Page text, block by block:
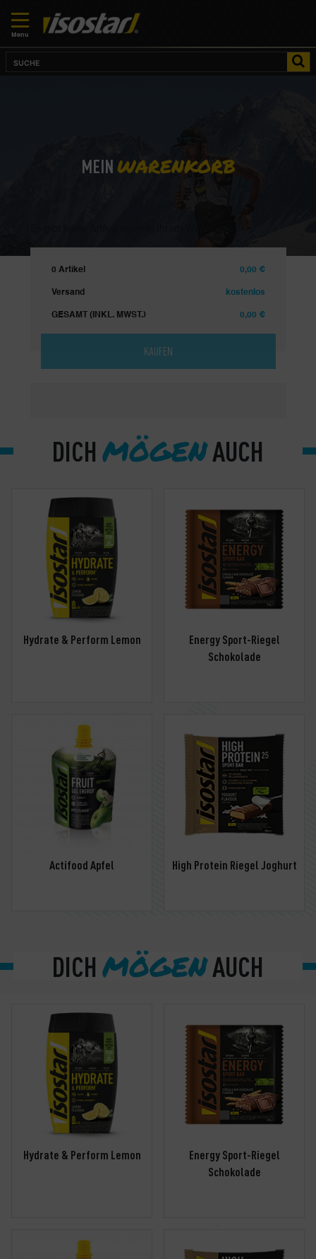
Menu
MEIN WARENKORB
0 Artikel 0,00 €
Versand kostenlos
GESAMT (INKL. MWST.) 0,00 €
KAUFEN
DICH MÖGENAUCH
Hydrate & Perform Lemon
Energy Sport-Riegel
Schokolade
Actifood Apfel High Protein Riegel Joghurt
DICH MÖGENAUCH
Hydrate & Perform Lemon
Energy Sport-Riegel
Schokolade